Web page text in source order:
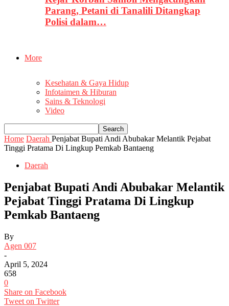
Parang, Petani di Tanalili Ditangkap
Polisi dalam…
More
Kesehatan & Gaya Hidup
Infotaimen & Hiburan
Sains & Teknologi
Video
Home Daerah Penjabat Bupati Andi Abubakar Melantik Pejabat
Tinggi Pratama Di Lingkup Pemkab Bantaeng
Daerah
Penjabat Bupati Andi Abubakar Melantik
Pejabat Tinggi Pratama Di Lingkup
Pemkab Bantaeng
By
Agen 007
-
April 5, 2024
658
0
Share on Facebook
Tweet on Twitter